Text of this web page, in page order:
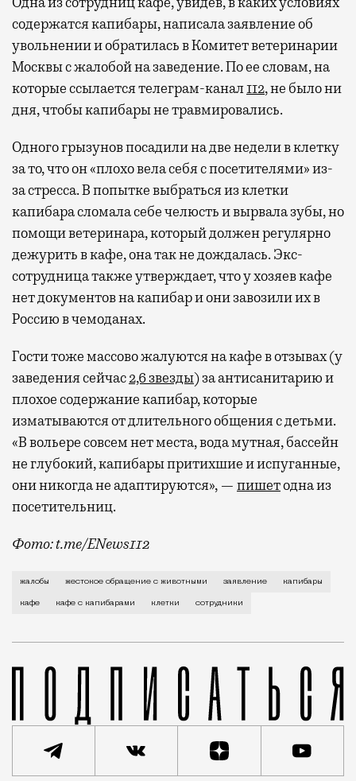
содержатся капибары, написала заявление об
увольнении и обратилась в Комитет ветеринарии
Москвы с жалобой на заведение. По ее словам, на
которые ссылается телеграм-канал112, не было ни
дня, чтобы капибары не травмировались.
Одного грызунов посадили на две недели в клетку
за то, что он «плохо вела себя с посетителями» из-
за стресса. В попытке выбраться из клетки
капибара сломала себе челюсть и вырвала зубы, но
помощи ветеринара, который должен регулярно
дежурить в кафе, она так не дождалась. Экс-
сотрудница также утверждает, что у хозяев кафе
нет документов на капибар и они завозили их в
Россию в чемоданах.
Гости тоже массово жалуются на кафе в отзывах (у
заведения сейчас2,6 звезды) за антисанитарию и
плохое содержание капибар, которые
изматываются от длительного общения с детьми.
«В вольере совсем нет места, вода мутная, бассейн
не глубокий, капибары притихшие и испуганные,
они никогда не адаптируются», — пишетодна из
посетительниц.
Фото: t.me/ENews112
С момента открытия нового контактного кафе с
жалобы жестокое обращение с животными заявление капибары
кафе кафе с капибарами клетки сотрудники